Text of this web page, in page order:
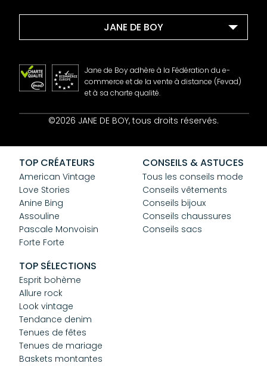
JANE DE BOY
Contact
CGV
Confidentialité
Cookies
Jane de Boy adhère à la Fédération du e-
commerce et de la vente à distance (Fevad)
et à sa charte qualité.
©2026 JANE DE BOY, tous droits réservés.
TOP CRÉATEURS
American Vintage
Love Stories
Anine Bing
Assouline
Pascale Monvoisin
Forte Forte
CONSEILS & ASTUCES
Tous les conseils mode
Conseils vêtements
Conseils bijoux
Conseils chaussures
Conseils sacs
TOP SÉLECTIONS
Esprit bohème
Allure rock
Look vintage
Tendance denim
Tenues de fêtes
Tenues de mariage
Baskets montantes